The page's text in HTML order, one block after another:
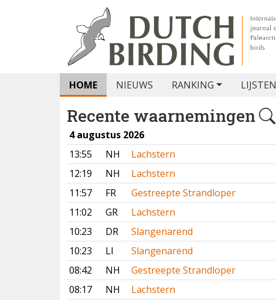
HOME NIEUWS RANKING LIJSTEN
Recente waarnemingen
4 augustus 2026
13:55
NH
Lachstern
12:19
NH
Lachstern
11:57
FR
Gestreepte Strandloper
11:02
GR
Lachstern
10:23
DR
Slangenarend
10:23
LI
Slangenarend
08:42
NH
Gestreepte Strandloper
08:17
NH
Lachstern